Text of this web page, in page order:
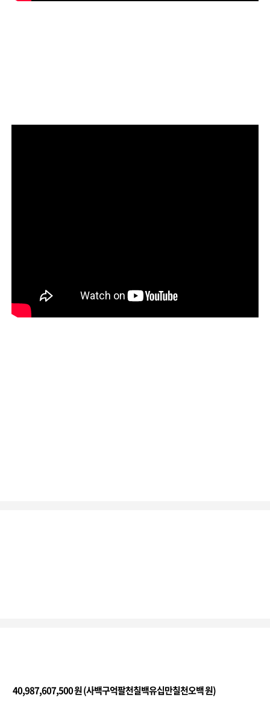
40,987,607,500 원 (사백구억팔천칠백유십만칠천오백 원)